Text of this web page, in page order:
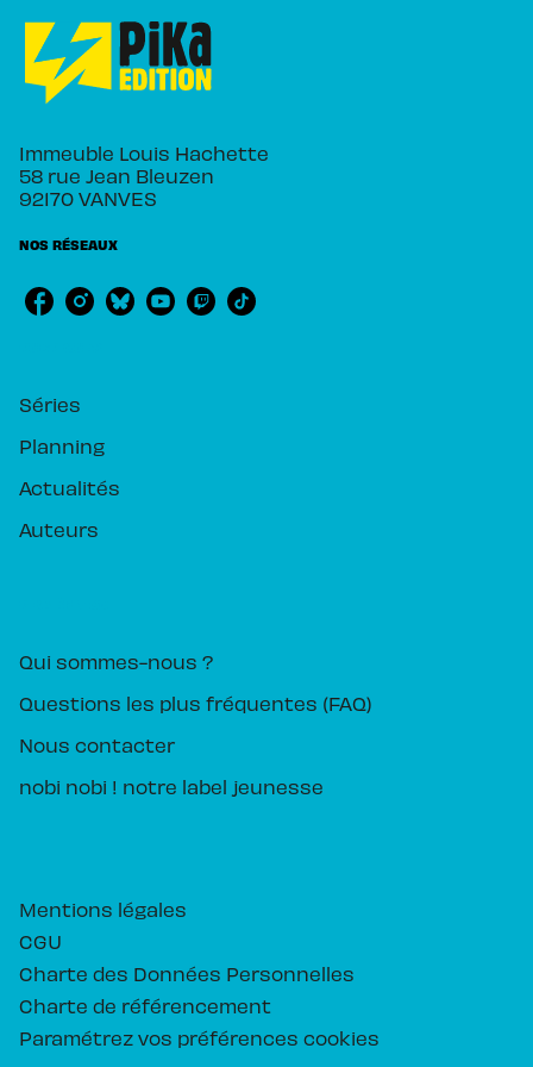
Immeuble Louis Hachette
58 rue Jean Bleuzen
92170 VANVES
NOS RÉSEAUX
Séries
Planning
Actualités
Auteurs
Qui sommes-nous ?
Questions les plus fréquentes (FAQ)
Nous contacter
nobi nobi ! notre label jeunesse
Mentions légales
CGU
Charte des Données Personnelles
Charte de référencement
Paramétrez vos préférences cookies